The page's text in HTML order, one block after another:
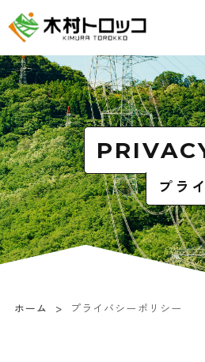
プラ
ホーム プライバシーポリシー